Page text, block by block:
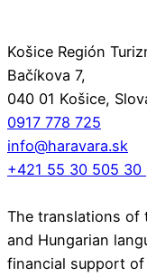
Košice Región
Bačíkova 7,
040 01 Košice,
0917 778 725
info@haravara.sk
+421 55 30 505 30
The translations of
and Hungarian
financial support